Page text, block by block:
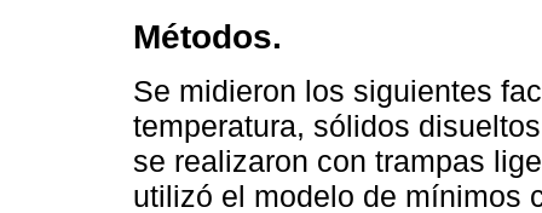
Métodos.
Se midieron los siguientes
temperatura, sólidos
se realizaron con trampas
utilizó el modelo de mínimos